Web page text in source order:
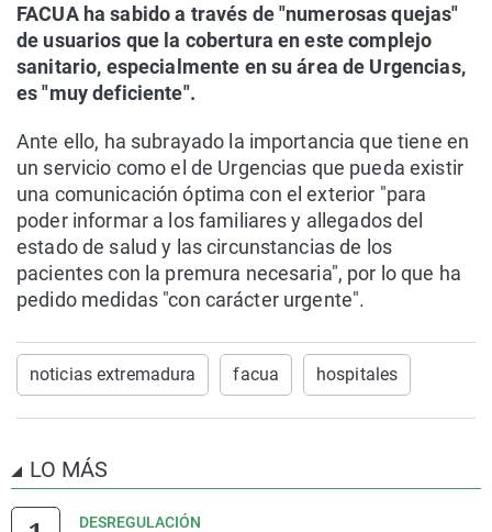
FACUA ha sabido a través de "numerosas quejas"
de usuarios que la cobertura en este complejo
sanitario, especialmente en su área de Urgencias,
es "muy deficiente".
Ante ello, ha subrayado la importancia que tiene en
un servicio como el de Urgencias que pueda existir
una comunicación óptima con el exterior "para
poder informar a los familiares y allegados del
estado de salud y las circunstancias de los
pacientes con la premura necesaria", por lo que ha
pedido medidas "con carácter urgente".
noticias extremadura facua hospitales
LO MÁS
DESREGULACIÓN